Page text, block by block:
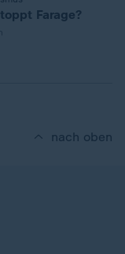
Farage?
nach oben